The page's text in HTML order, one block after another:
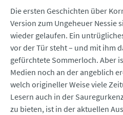
Die ersten Geschichten über
Version zum Ungeheuer Nessie
wieder gelaufen. Ein
vor der Tür steht – und mit ihm
gefürchtete Sommerloch. Aber
Medien noch an der angeblich
welch origineller Weise viele
Lesern auch in der
zu bieten, ist in der aktuellen